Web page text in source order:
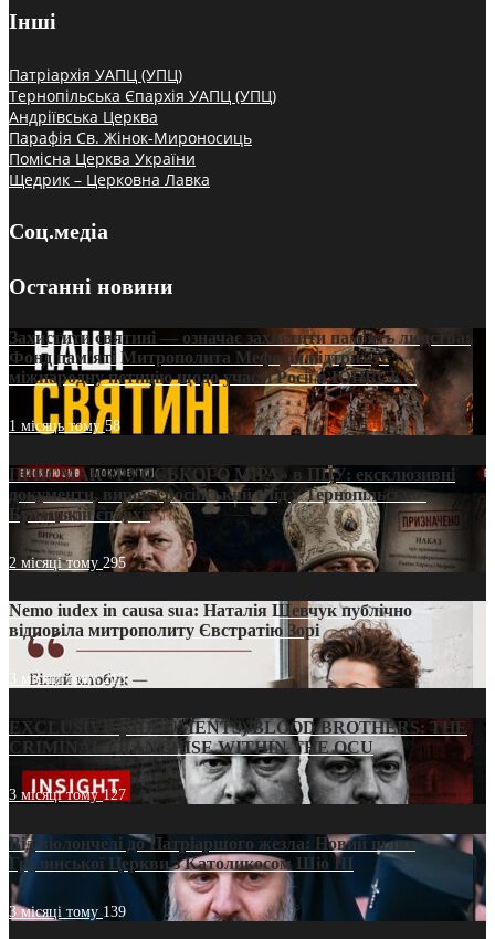
Інші
Патріархія УАПЦ (УПЦ)
Тернопільська Єпархія УАПЦ (УПЦ)
Андріївська Церква
Парафія Св. Жінок-Мироносиць
Помісна Церква України
Щедрик – Церковна Лавка
Соц.медіа
Останні новини
Захистити святині — означає захистити пам’ять людства:
Фонд пам’яті Митрополита Мефодія підтримує
міжнародну петицію щодо участі Росії в ЮНЕСКО
1 місяць тому58
ПРИСМАК «РУССЬКОГО МІРА» в ПЦУ: ексклюзивні
документи, вирок і російський слід у Тернопільсько-
Бучацькій єпархії
2 місяці тому 295
Nemo iudex in causa sua: Наталія Шевчук публічно
відповіла митрополиту Євстратію Зорі
3 місяці тому213
EXCLUSIVE (DOCUMENTS)/BLOOD BROTHERS: THE
CRIMINAL FRANCHISE WITHIN THE OCU
3 місяці тому127
Від віолончелі до Патріаршого жезла: Новий шлях
Грузинської Церкви з Католикосом Шіо III
3 місяці тому 139